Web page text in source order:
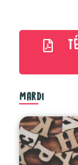
MARDI